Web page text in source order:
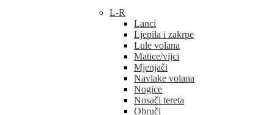
L-R
Lanci
Ljepila i zakrpe
Lule volana
Matice/vijci
Mjenjači
Navlake volana
Nogice
Nosači tereta
Obruči